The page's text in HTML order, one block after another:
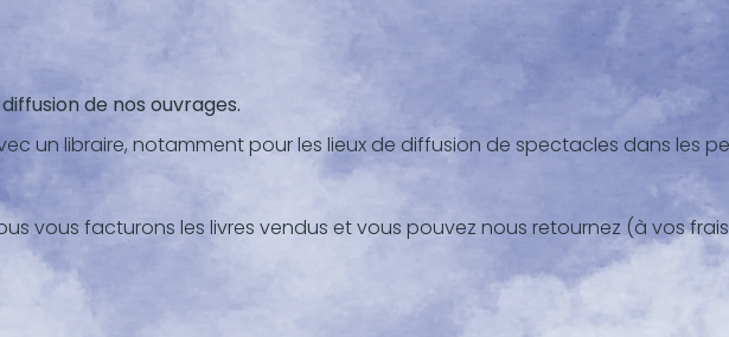
de nos ouvrages.
un libraire, notamment pour les lieux de diffusion de spectacles dans les
vous facturons les livres vendus et vous pouvez nous retournez (à vos